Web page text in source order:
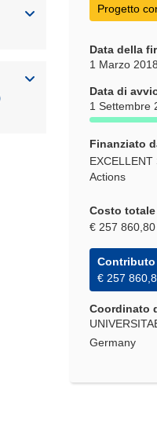
Progetto
Data della
1 Marzo 2018
Data di
1 Settembre
Finanziato
EXCELLENT
Actions
Costo totale
€ 257 860,80
Contributo
€ 257
Coordinato
Germany